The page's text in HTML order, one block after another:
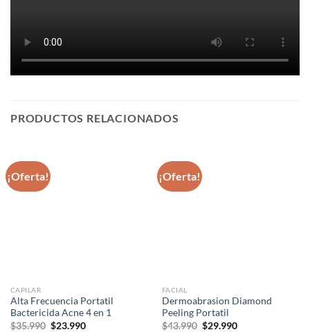
PRODUCTOS RELACIONADOS
¡Oferta!
CAPILAR
Alta Frecuencia Portatil
Bactericida Acne 4 en 1
$35.990 El
$23.990El
¡Oferta!
FACIAL
Dermoabrasion Diamond
Peeling Portatil
$43.990 El
$29.990El